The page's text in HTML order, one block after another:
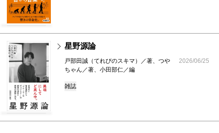
星野源論
戸部田誠（てれびのスキマ）／著、つや
ちゃん／著、小田部仁／編
2026/06/25
雑誌